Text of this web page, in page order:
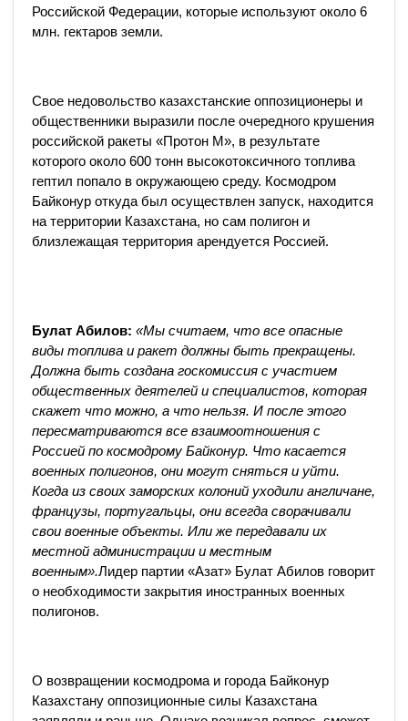
Российской Федерации, которые используют около 6
млн. гектаров земли.
Свое недовольство казахстанские оппозиционеры и
общественники выразили после очередного крушения
российской ракеты «Протон М», в результате
которого около 600 тонн высокотоксичного топлива
гептил попало в окружающею среду. Космодром
Байконур откуда был осуществлен запуск, находится
на территории Казахстана, но сам полигон и
близлежащая территория арендуется Россией.
Булат Абилов: «Мы считаем, что все опасные
виды топлива и ракет должны быть прекращены.
Должна быть создана госкомиссия с участием
общественных деятелей и специалистов, которая
скажет что можно, а что нельзя. И после этого
пересматриваются все взаимоотношения с
Россией по космодрому Байконур. Что касается
военных полигонов, они могут сняться и уйти.
Когда из своих заморских колоний уходили англичане,
французы, португальцы, они всегда сворачивали
свои военные объекты. Или же передавали их
местной администрации и местным
военным».Лидер партии «Азат» Булат Абилов говорит
о необходимости закрытия иностранных военных
полигонов.
О возвращении космодрома и города Байконур
Казахстану оппозиционные силы Казахстана